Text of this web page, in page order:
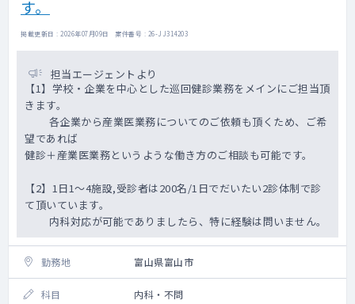
す。
掲載更新日 : 2026年07月09日 案件番号 : 26-JJ314203
担当エージェントより
【1】学校・企業を中心とした巡回健診業務をメインにご担当頂
きます。
各企業から産業医業務についてのご依頼も頂くため、ご希
望であれば
健診＋産業医業務というような働き方のご相談も可能です。
【2】1日1～4施設,受診者は200名/1日でだいたい2診体制で診
て頂いています。
内科対応が可能でありましたら、特に経験は問いません。
勤務地 富山県富山市
科目 内科・不問